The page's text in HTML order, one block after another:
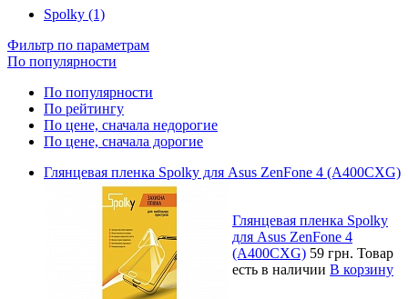
Spolky (1)
Фильтр по параметрам
По популярности
По популярности
По рейтингу
По цене, сначала недорогие
По цене, сначала дорогие
Глянцевая пленка Spolky для Asus ZenFone 4 (A400CXG)
Глянцевая пленка Spolky
для Asus ZenFone 4
(A400CXG) 59 грн. Товар
есть в наличии В корзину